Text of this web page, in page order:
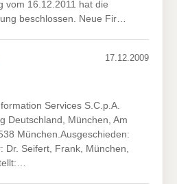
vom 16.12.2011 hat die
beschlossen. Neue Fir…
17.12.2009
Services S.C.p.A.
Deutschland, München, Am
München.Ausgeschieden:
Dr. Seifert, Frank, München,